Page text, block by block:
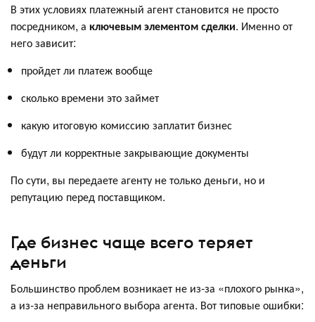
В этих условиях платежный агент становится не просто
посредником, а ключевым элементом сделки. Именно от
него зависит:
пройдет ли платеж вообще
сколько времени это займет
какую итоговую комиссию заплатит бизнес
будут ли корректные закрывающие документы
По сути, вы передаете агенту не только деньги, но и
репутацию перед поставщиком.
Где бизнес чаще всего теряет
деньги
Большинство проблем возникает не из-за «плохого рынка»,
а из-за неправильного выбора агента. Вот типовые ошибки: